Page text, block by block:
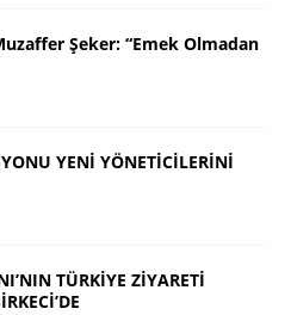
Şeker: “Emek Olmadan
YENİ YÖNETİCİLERİNİ
TÜRKİYE ZİYARETİ